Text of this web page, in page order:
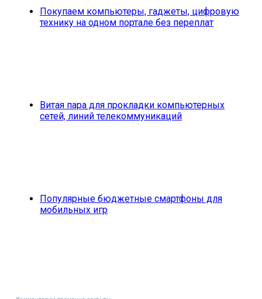
Покупаем компьютеры, гаджеты, цифровую
технику на одном портале без переплат
Витая пара для прокладки компьютерных
сетей, линий телекоммуникаций
Популярные бюджетные смартфоны для
мобильных игр